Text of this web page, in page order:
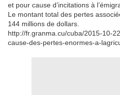
et pour cause d’incitations à
Le montant total des pertes
144 millions de dollars.
http://fr.granma.cu/cuba/2015-10-
cause-des-pertes-enormes-a-